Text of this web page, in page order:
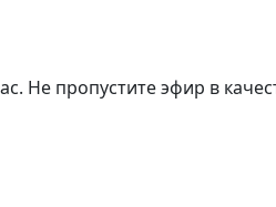
Не пропустите эфир в